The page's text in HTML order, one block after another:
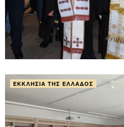
ΕΚΚΛΗΣΊΑ ΤΗΣ ΕΛΛΆΔΟΣ